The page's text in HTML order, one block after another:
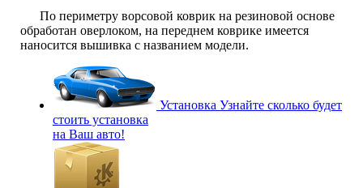
По периметру ворсовой коврик на резиновой основе
обработан оверлоком, на переднем коврике имеется
наносится вышивка с названием модели.
Установка Узнайте сколько будет
стоить установка
на Ваш авто!